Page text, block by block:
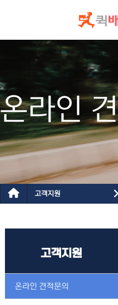
온라인
고객지원
고객지원
온라인 견적문의